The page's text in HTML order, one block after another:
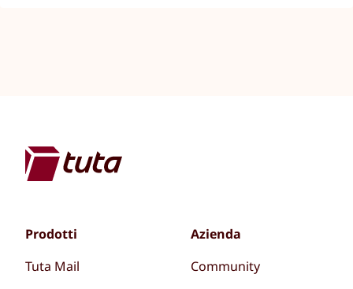
Prodotti
Tuta Mail
Azienda
Community